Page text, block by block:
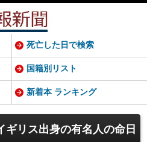
リス出身の有名人の命日
死亡した日で検索
国籍別リスト
新着本 ランキング